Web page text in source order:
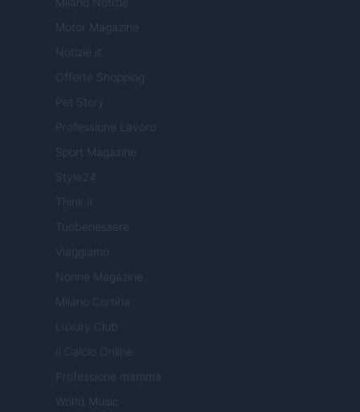
Motor Magazine
Notizie.it
Offerte Shopping
Pet Story
Professione Lavoro
Sport Magazine
Style24
Think.it
Tuobenessere
Viaggiamo
Nonne Magazine
Milano Cortina
Luxury Club
Il Calcio Online
Professione mamma
World Music